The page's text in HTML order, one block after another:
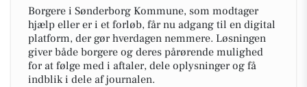
Borgere i Sønderborg Kommune, som modtager
hjælp eller er i et forløb, får nu adgang til en digital
platform, der gør hverdagen nemmere. Løsningen
giver både borgere og deres pårørende mulighed
for at følge med i aftaler, dele oplysninger og få
indblik i dele af journalen.